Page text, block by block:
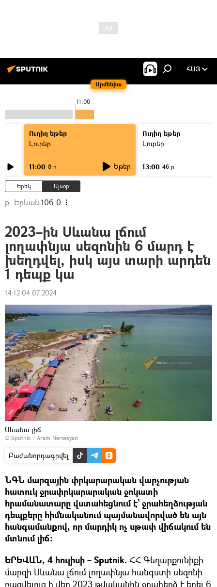
Արմենիա
ՀԱՅ
11:00
Ուղիղ եթեր
Լուրեր
11:00 8 ր Եթեր
Ուղիղ եթեր
Լուրեր
13:00 46 ր
Երեկ Այսօր
ք. Երևան 106.0
2023–ին Սևանա լճում
լողափնյա սեզոնին 6 մարդ է
խեղդվել, իսկ այս տարի արդեն
1 դեպք կա
14:12 04.07.2024
Սևանա լիճ
© Sputnik / Aram Nersesyan
Բաժանորդագրվել
ՆԳՆ մարզային փրկարարական վարչության
հատուկ ջրափրկարարական ջոկատի
հրամանատարը վստահեցնում է` ջրահեղձության
դեպքերը հիմնականում պայմանավորված են այն
հանգամանքով, որ մարդիկ ոչ սթափ վիճակում են
մտնում լիճ։
ԵՐԵՎԱՆ, 4 հուլիսի – Sputnik. ՀՀ Գեղարքունիքի
մարզի Սևանա լճում լողափնյա հանգստի սեզոնի
բացվելուց ի վեր 2023 թվականին ջրահեղձ է եղել 6